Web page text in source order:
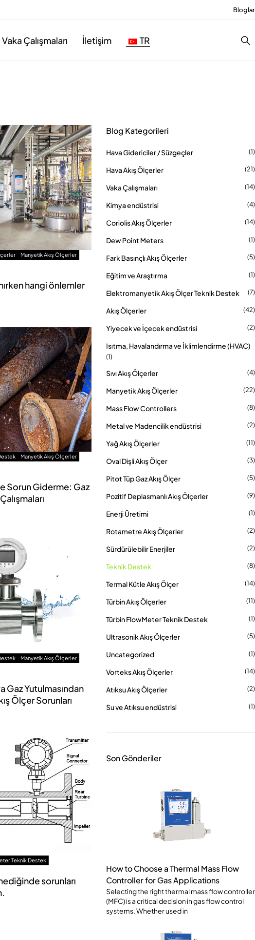
Bloglar
Vaka Çalışmaları İletişim TR
Manyetik Akış Ölçerler
hangi önlemler
Manyetik Akış Ölçerler
Sorun Giderme: Gaz
Manyetik Akış Ölçerler
Gaz Yutulmasından
Ölçer Sorunları
Teknik Destek
sorunları
Blog Kategorileri
Hava Gidericiler / Süzgeçler (1)
Hava Akış Ölçerler (21)
Vaka Çalışmaları (14)
Kimya endüstrisi (4)
Coriolis Akış Ölçerler (14)
Dew Point Meters (1)
Fark Basınçlı Akış Ölçerler (5)
Eğitim ve Araştırma (1)
Elektromanyetik Akış Ölçer Teknik Destek (7)
Akış Ölçerler (42)
Yiyecek ve İçecek endüstrisi (2)
Isıtma, Havalandırma ve İklimlendirme (HVAC)
(1)
Sıvı Akış Ölçerler (4)
Manyetik Akış Ölçerler (22)
Mass Flow Controllers (8)
Metal ve Madencilik endüstrisi (2)
Yağ Akış Ölçerler (11)
Oval Dişli Akış Ölçer (3)
Pitot Tüp Gaz Akış Ölçer (5)
Pozitif Deplasmanlı Akış Ölçerler (9)
Enerji Üretimi (1)
Rotametre Akış Ölçerler (2)
Sürdürülebilir Enerjiler (2)
Teknik Destek (8)
Termal Kütle Akış Ölçer (14)
Türbin Akış Ölçerler (11)
Türbin FlowMeter Teknik Destek (1)
Ultrasonik Akış Ölçerler (5)
Uncategorized (1)
Vorteks Akış Ölçerler (14)
Atıksu Akış Ölçerler (2)
Su ve Atıksu endüstrisi (1)
Son Gönderiler
How to Choose a Thermal Mass Flow
Controller for Gas Applications
Selecting the right thermal mass flow controller
(MFC) is a critical decision in gas flow control
systems. Whether used in